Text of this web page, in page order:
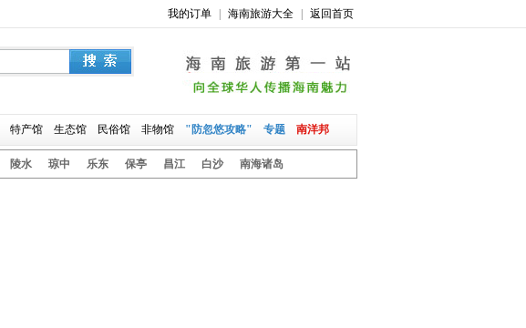
返回首页
海南旅游大全
我的订单
特产馆 生态馆 民俗馆 非物馆 "防忽悠攻略" 专题 南洋邦
陵水 琼中 乐东 保亭 昌江 白沙 南海诸岛